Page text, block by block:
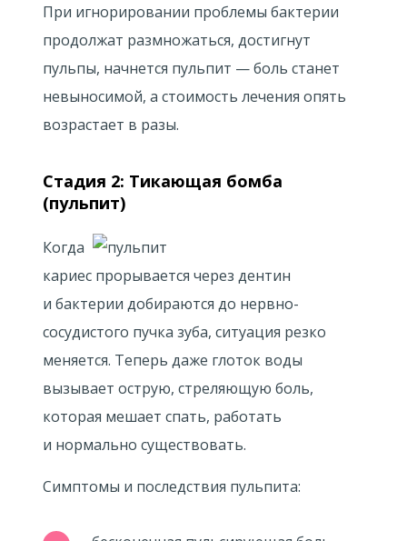
При игнорировании проблемы бактерии
продолжат размножаться, достигнут
пульпы, начнется пульпит — боль станет
невыносимой, а стоимость лечения опять
возрастает в разы.
Стадия 2: Тикающая бомба
(пульпит)
Когда
кариес прорывается через дентин
и бактерии добираются до нервно-
сосудистого пучка зуба, ситуация резко
меняется. Теперь даже глоток воды
вызывает острую, стреляющую боль,
которая мешает спать, работать
и нормально существовать.
Симптомы и последствия пульпита: